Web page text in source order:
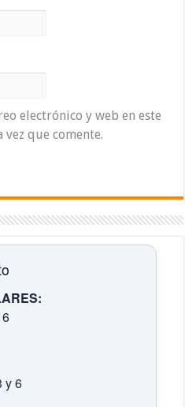
electrónico y web en este
que comente.
y 6